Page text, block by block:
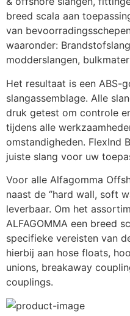
breed scala aan
van
waaronder:
modderslangen,
Het resultaat is een ABS-
slangassemblage. Alle
druk getest om controle
tijdens alle
omstandigheden. FlexInd
juiste slang voor uw
Voor alle Alfagomma
naast de ‘’hard wall, soft
leverbaar. Om het
ALFAGOMMA een breed
specifieke vereisten van
hierbij aan hose floats,
unions, breakaway
couplings.